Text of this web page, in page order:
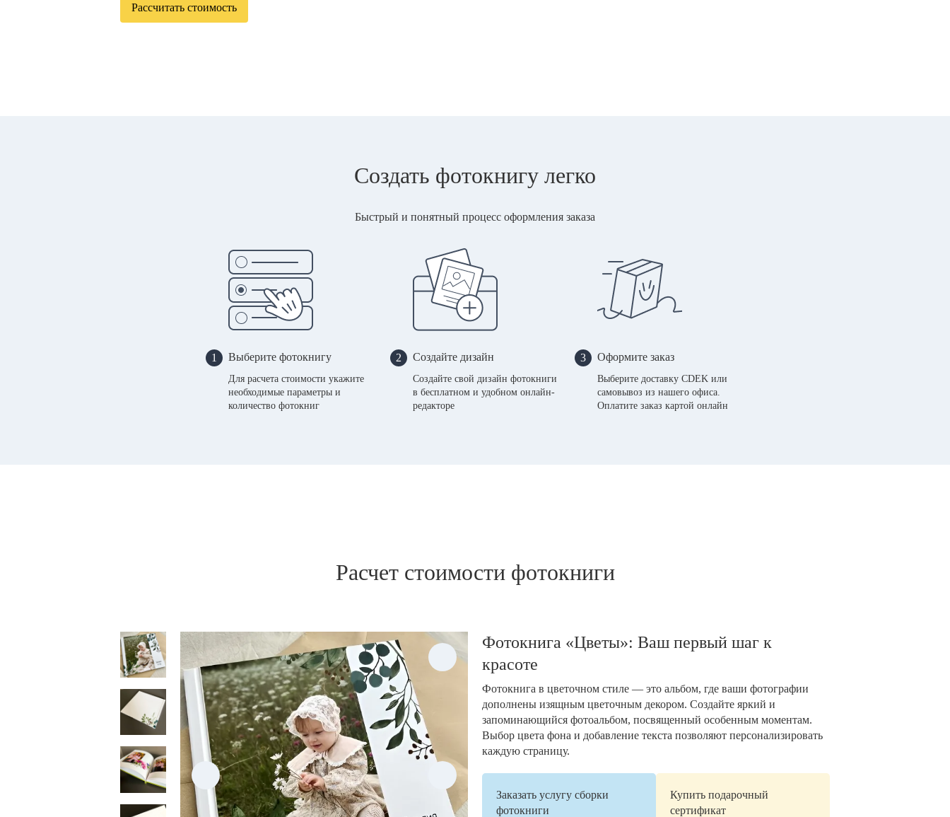
Рассчитать стоимость
Создать фотокнигу легко
Быстрый и понятный процесс оформления заказа
1 Выберите фотокнигу
Для расчета стоимости укажите
необходимые параметры и
количество фотокниг
2 Создайте дизайн
Создайте свой дизайн фотокниги
в бесплатном и удобном онлайн-
редакторе
3 Оформите заказ
Выберите доставку CDEK или
самовывоз из нашего офиса.
Оплатите заказ картой онлайн
Расчет стоимости фотокниги
Фотокнига «Цветы»: Ваш первый шаг к
красоте
Фотокнига в цветочном стиле — это альбом, где ваши фотографии
дополнены изящным цветочным декором. Создайте яркий и
запоминающийся фотоальбом, посвященный особенным моментам.
Выбор цвета фона и добавление текста позволяют персонализировать
каждую страницу.
Заказать услугу сборки
фотокниги
Купить подарочный
сертификат